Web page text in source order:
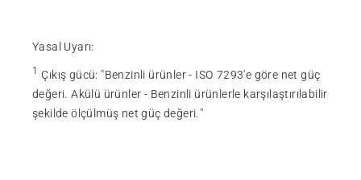
Yasal Uyarı:
1 Çıkış gücü: "Benzinli ürünler - ISO 7293'e göre net güç
değeri. Akülü ürünler - Benzinli ürünlerle karşılaştırılabilir
şekilde ölçülmüş net güç değeri."